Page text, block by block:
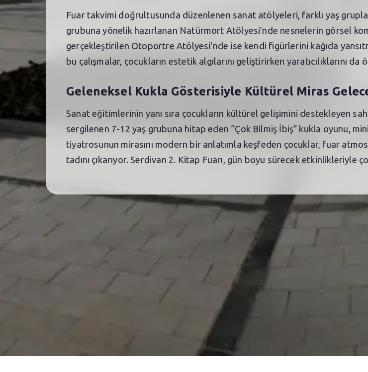
Fuar takvimi doğrultusunda düzenlenen sanat atölyeleri, farklı yaş
grubuna yönelik hazırlanan Natürmort Atölyesi'nde nesnelerin görsel
gerçekleştirilen Otoportre Atölyesi'nde ise kendi figürlerini kağıda
bu çalışmalar, çocukların estetik algılarını geliştirirken yaratıcılıklarını da
Geleneksel Kukla Gösterisiyle Kültürel Miras
Sanat eğitimlerinin yanı sıra çocukların kültürel gelişimini destekleyen
sergilenen 7-12 yaş grubuna hitap eden “Çok Bilmiş İbiş” kukla oyunu,
tiyatrosunun mirasını modern bir anlatımla keşfeden çocuklar, fuar
tadını çıkarıyor. Serdivan 2. Kitap Fuarı, gün boyu sürecek etkinlikleriyle